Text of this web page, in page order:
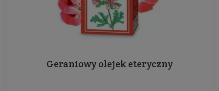
Geraniowy olejek eteryczny